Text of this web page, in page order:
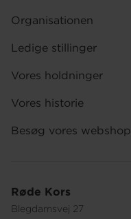
Røde Kors
Blegdamsvej 27
Organisationen
Ledige stillinger
Vores holdninger
Vores historie
Besøg vores webshop